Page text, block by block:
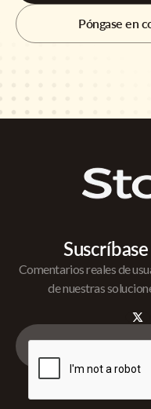
Póngase en
Comentarios reales de
de nuestras